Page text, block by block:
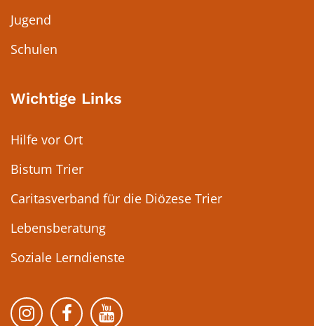
Jugend
Schulen
Wichtige Links
Hilfe vor Ort
Bistum Trier
Caritasverband für die Diözese Trier
Lebensberatung
Soziale Lerndienste
Bistum Trier auf Instragram
Bistum Trier auf Facebook
Bistum Trier auf YouTube